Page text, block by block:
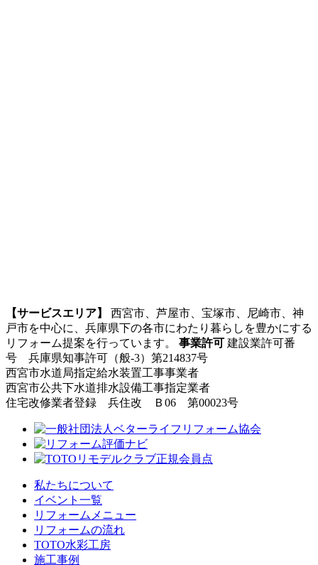
【サービスエリア】
西宮市、芦屋市、宝塚市、尼崎市、神
戸市を中心に、兵庫県下の各市にわたり暮らしを豊かにする
リフォーム提案を行っています。 事業許可
建設業許可番
号 兵庫県知事許可（般-3）第214837号
西宮市水道局指定給水装置工事事業者
西宮市公共下水道排水設備工事指定業者
住宅改修業者登録 兵住改 Ｂ06 第00023号
私たちについて
イベント一覧
リフォームメニュー
リフォームの流れ
TOTO水彩工房
施工事例